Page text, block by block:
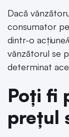
Dacă
consumator
dintr-o
vânzătorul se
determinat
Poți fi
prețul